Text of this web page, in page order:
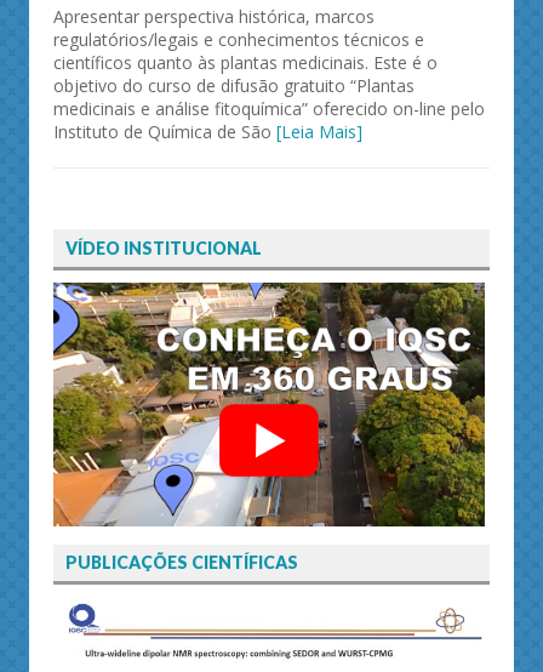
Apresentar perspectiva histórica, marcos
regulatórios/legais e conhecimentos técnicos e
científicos quanto às plantas medicinais. Este é o
objetivo do curso de difusão gratuito “Plantas
medicinais e análise fitoquímica” oferecido on-line pelo
Instituto de Química de São [Leia Mais]
VÍDEO INSTITUCIONAL
PUBLICAÇÕES CIENTÍFICAS